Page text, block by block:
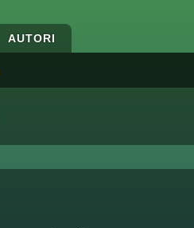
AUTORI